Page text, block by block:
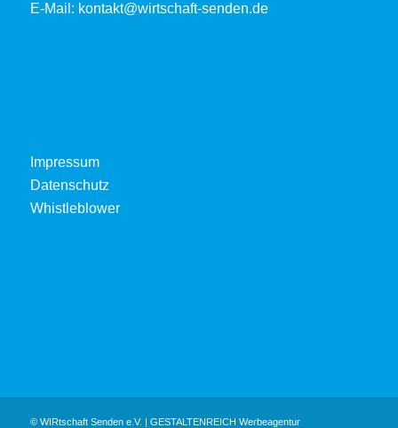
E-Mail: kontakt@wirtschaft-senden.de
Impressum
Datenschutz
Whistleblower
© WIRtschaft Senden e.V. GESTALTENREICH Werbeagentur